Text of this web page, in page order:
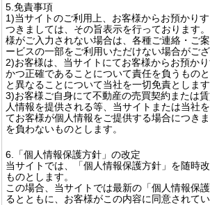
5.免責事項
1)当サイトのご利用上、お客様からお預かり
つきましては、その旨表示を行っております
様がご入力されない場合は、各種ご連絡・ご
ービスの一部をご利用いただけない場合がござ
2)お客様は、当サイトにてお客様からお預か
かつ正確であることについて責任を負うもの
と異なることについて当社を一切免責とします
3)お客様ご自身にて不動産の売買契約または
人情報を提供される等、当サイトまたは当社
てお客様が個人情報をご提供する場合につき
を負わないものとします。
6.「個人情報保護方針」の改定
当サイトでは、「個人情報保護方針」を随時
ものとします。
この場合、当サイトでは最新の「個人情報保
るとともに、お客様がこの内容に同意されて